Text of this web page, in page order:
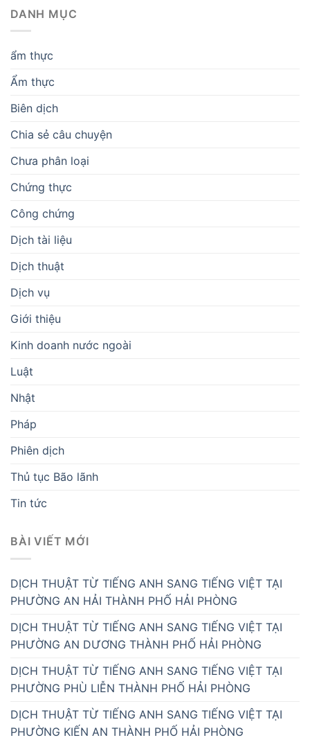
DANH MỤC
ẩm thực
Ẩm thực
Biên dịch
Chia sẻ câu chuyện
Chưa phân loại
Chứng thực
Công chứng
Dịch tài liệu
Dịch thuật
Dịch vụ
Giới thiệu
Kinh doanh nước ngoài
Luật
Nhật
Pháp
Phiên dịch
Thủ tục Bão lãnh
Tin tức
BÀI VIẾT MỚI
DỊCH THUẬT TỪ TIẾNG ANH SANG TIẾNG VIỆT TẠI
PHƯỜNG AN HẢI THÀNH PHỐ HẢI PHÒNG
DỊCH THUẬT TỪ TIẾNG ANH SANG TIẾNG VIỆT TẠI
PHƯỜNG AN DƯƠNG THÀNH PHỐ HẢI PHÒNG
DỊCH THUẬT TỪ TIẾNG ANH SANG TIẾNG VIỆT TẠI
PHƯỜNG PHÙ LIỄN THÀNH PHỐ HẢI PHÒNG
DỊCH THUẬT TỪ TIẾNG ANH SANG TIẾNG VIỆT TẠI
PHƯỜNG KIẾN AN THÀNH PHỐ HẢI PHÒNG